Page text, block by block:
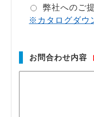
弊社へのご
※カタログダウ
お問合わせ内容